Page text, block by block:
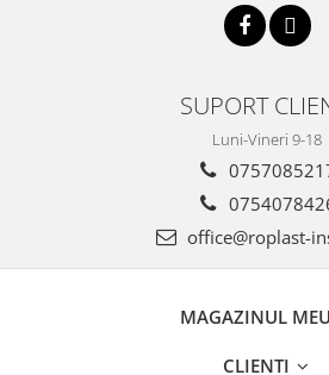
SUPORT
Luni-Vineri 9-18
office@roplast-
MAGAZINUL MEU
CLIENTI